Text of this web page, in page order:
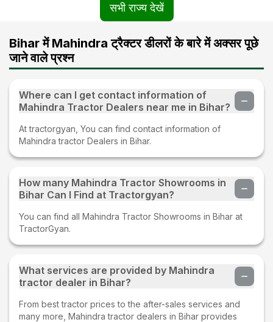
सभी राज्य देखें
Bihar में Mahindra ट्रैक्टर डीलरों के बारे में अक्सर पूछे
जाने वाले प्रश्न
Where can I get contact information of
Mahindra Tractor Dealers near me in Bihar?
At tractorgyan, You can find contact information of
Mahindra tractor Dealers in Bihar.
How many Mahindra Tractor Showrooms in
Bihar Can I Find at Tractorgyan?
You can find all Mahindra Tractor Showrooms in Bihar at
TractorGyan.
What services are provided by Mahindra
tractor dealer in Bihar?
From best tractor prices to the after-sales services and
many more, Mahindra tractor dealers in Bihar provides